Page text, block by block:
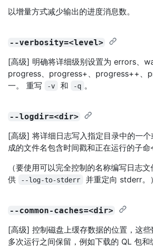
以增量方式减少输出的进度消息数。
--verbosity=<level>
[高级] 明确将详细级别设置为 errors、
progress、progress+、progress++、
一。 重写
-v 和 -q 。
--logdir=<dir>
[高级] 将详细日志写入指定目录中的一
成的文件名包含时间戳和正在运行的子命
（要使用可以完全控制的名称编写日志
供
--log-to-stderr 并重定向 stderr。）
--common-caches=<dir>
[高级] 控制磁盘上缓存数据的位置，这
多次运行之间保留，例如下载的 QL 包和